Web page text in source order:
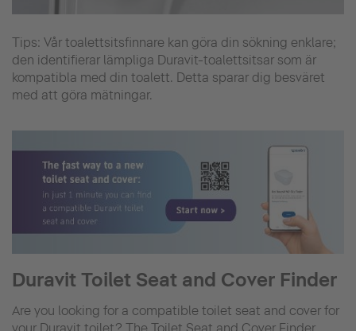
Tips: Vår toalettsitsfinnare kan göra din sökning enklare;
den identifierar lämpliga Duravit-toalettsitsar som är
kompatibla med din toalett. Detta sparar dig besväret
med att göra mätningar.
Duravit Toilet Seat and Cover Finder
Are you looking for a compatible toilet seat and cover for